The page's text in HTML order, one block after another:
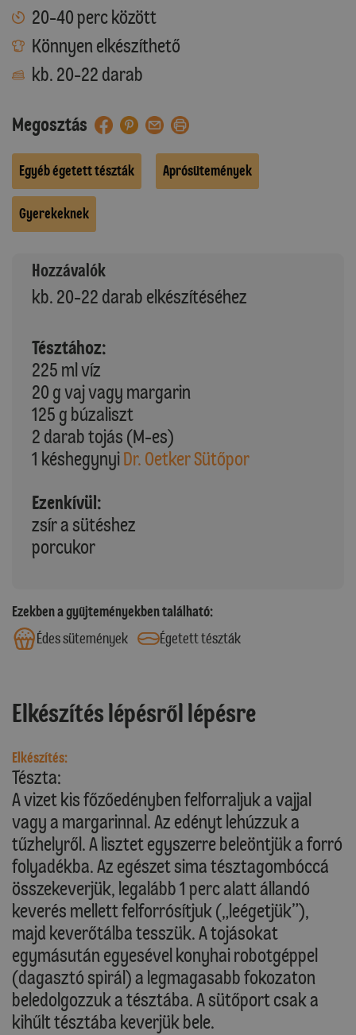
20-40 perc között
Könnyen elkészíthető
kb. 20-22 darab
Megosztás
Egyéb égetett tészták Aprósütemények
Gyerekeknek
Hozzávalók
kb. 20-22 darab elkészítéséhez
Tésztához:
225 ml víz
20 g vaj vagy margarin
125 g búzaliszt
2 darab tojás (M-es)
1 késhegynyiDr. Oetker Sütőpor
Ezenkívül:
zsír a sütéshez
porcukor
Ezekben a gyűjteményekben található:
Édes sütemények
Égetett tészták
Elkészítés lépésről lépésre
Elkészítés:
Tészta:
A vizet kis főzőedényben felforraljuk a vajjal
vagy a margarinnal. Az edényt lehúzzuk a
tűzhelyről. A lisztet egyszerre beleöntjük a forró
folyadékba. Az egészet sima tésztagombóccá
összekeverjük, legalább 1 perc alatt állandó
keverés mellett felforrósítjuk („leégetjük”),
majd keverőtálba tesszük. A tojásokat
egymásután egyesével konyhai robotgéppel
(dagasztó spirál) a legmagasabb fokozaton
beledolgozzuk a tésztába. A sütőport csak a
kihűlt tésztába keverjük bele.